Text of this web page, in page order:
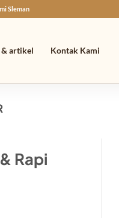
Sleman
& artikel Kontak Kami
Rapi